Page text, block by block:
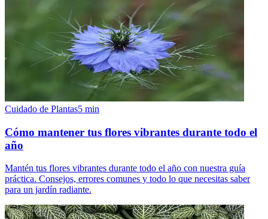
Cuidado de Plantas5 min
Cómo mantener tus flores vibrantes durante todo el
año
Mantén tus flores vibrantes durante todo el año con nuestra guía
práctica. Consejos, errores comunes y todo lo que necesitas saber
para un jardín radiante.